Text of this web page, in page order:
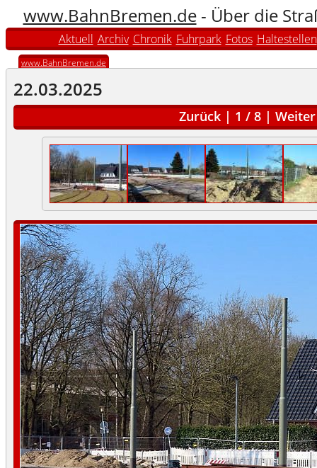
www.BahnBremen.de- Über die
Aktuell Archiv Chronik Fuhrpark Fotos Haltestellen
www.BahnBremen.de
22.03.2025
Zurück | 1 / 8 | Weiter